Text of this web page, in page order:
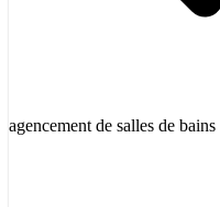
agencement de salles de bains